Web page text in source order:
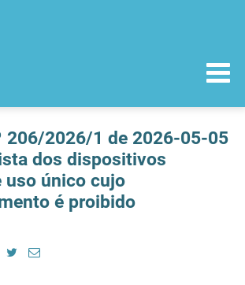
206/2026/1 de 2026-05-05
dos dispositivos
uso único cujo
é proibido